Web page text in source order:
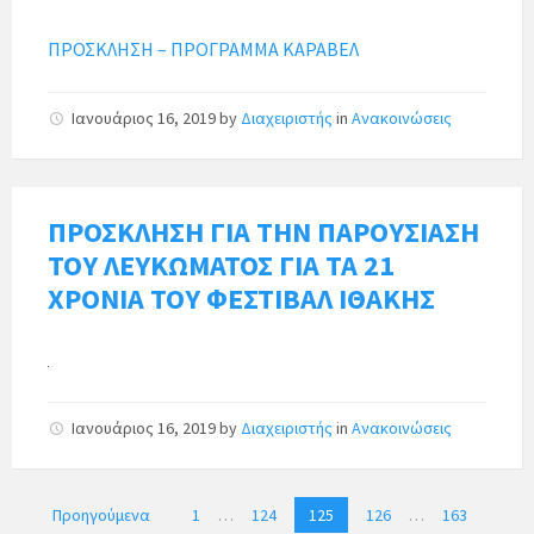
ΠΡΟΣΚΛΗΣΗ – ΠΡΟΓΡΑΜΜΑ ΚΑΡΑΒΕΛ
Ιανουάριος 16, 2019by Διαχειριστής in Ανακοινώσεις
ΠΡΟΣΚΛΗΣΗ ΓΙΑ ΤΗΝ ΠΑΡΟΥΣΙΑΣΗ
ΤΟΥ ΛΕΥΚΩΜΑΤΟΣ ΓΙΑ ΤΑ 21
ΧΡΟΝΙΑ ΤΟΥ ΦΕΣΤΙΒΑΛ ΙΘΑΚΗΣ
Ιανουάριος 16, 2019by Διαχειριστής in Ανακοινώσεις
Προηγούμενα 1 … 124 125 126 …
163